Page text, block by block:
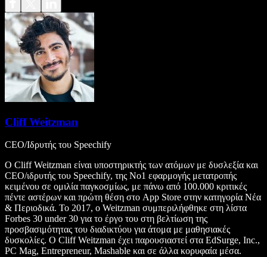
Cliff Weitzman
CEO/Ιδρυτής του Speechify
Ο Cliff Weitzman είναι υποστηρικτής των ατόμων με δυσλεξία και
CEO/ιδρυτής του Speechify, της Νο1 εφαρμογής μετατροπής
κειμένου σε ομιλία παγκοσμίως, με πάνω από 100.000 κριτικές
πέντε αστέρων και πρώτη θέση στο App Store στην κατηγορία Νέα
& Περιοδικά. Το 2017, ο Weitzman συμπεριλήφθηκε στη λίστα
Forbes 30 under 30 για το έργο του στη βελτίωση της
προσβασιμότητας του διαδικτύου για άτομα με μαθησιακές
δυσκολίες. Ο Cliff Weitzman έχει παρουσιαστεί στα EdSurge, Inc.,
PC Mag, Entrepreneur, Mashable και σε άλλα κορυφαία μέσα.